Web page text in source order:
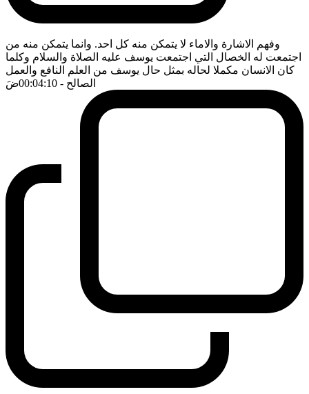
وفهم الاشارة والاماء لا يتمكن منه كل احد. وانما يتمكن منه من
اجتمعت له الخصال التي اجتمعت يوسف عليه الصلاة والسلام وكلما
كان الانسان مكملا لحاله بمثل حال يوسف من العلم النافع والعمل
الصالح - 00:04:10 ضَ